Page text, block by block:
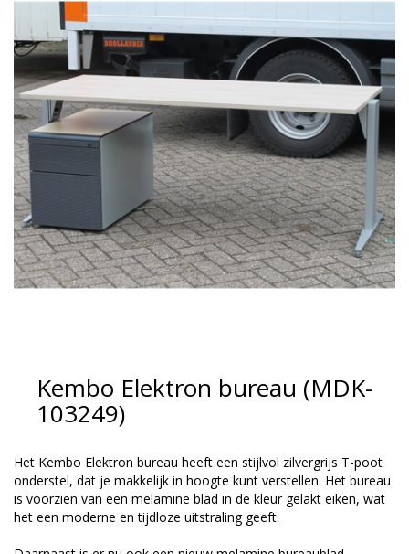
Kembo Elektron bureau (MDK-
103249)
Het Kembo Elektron bureau heeft een stijlvol zilvergrijs T-poot
onderstel, dat je makkelijk in hoogte kunt verstellen. Het bureau
is voorzien van een melamine blad in de kleur gelakt eiken, wat
het een moderne en tijdloze uitstraling geeft.